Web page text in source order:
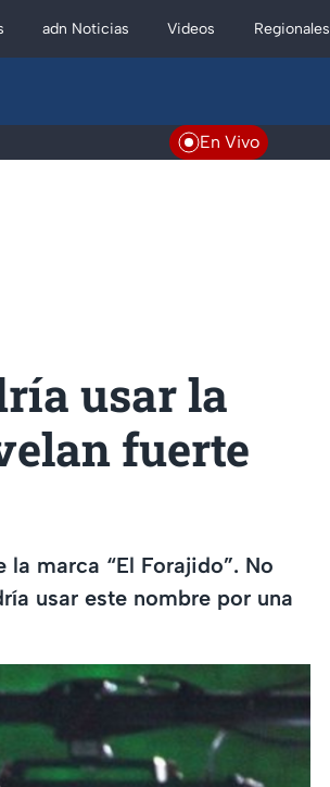
adn Noticias Videos Regionales
En Vivo
usar la
fuerte
marca “El Forajido”. No
usar este nombre por una